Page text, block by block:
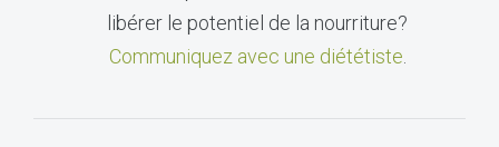
libérer le potentiel de la nourriture?
Communiquez avec une diététiste.